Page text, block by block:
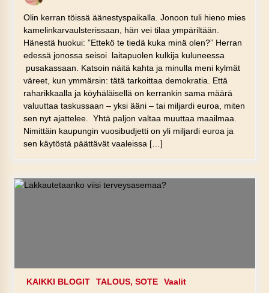
Olin kerran töissä äänestyspaikalla. Jonoon tuli hieno mies
kamelinkarvaulsterissaan, hän vei tilaa ympäriltään.
Hänestä huokui: ”Ettekö te tiedä kuka minä olen?” Herran
edessä jonossa seisoi laitapuolen kulkija kuluneessa
pusakassaan. Katsoin näitä kahta ja minulla meni kylmät
väreet, kun ymmärsin: tätä tarkoittaa demokratia. Että
raharikkaalla ja köyhäläisellä on kerrankin sama määrä
valuuttaa taskussaan – yksi ääni – tai miljardi euroa, miten
sen nyt ajattelee. Yhtä paljon valtaa muuttaa maailmaa.
Nimittäin kaupungin vuosibudjetti on yli miljardi euroa ja
sen käytöstä päättävät vaaleissa […]
KAIKKI BLOGIT TALOUS, SOTE Vaalit